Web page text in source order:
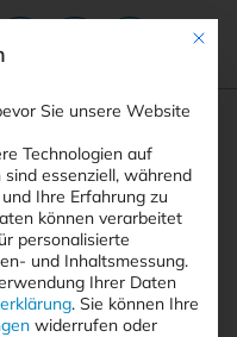
Mit
Sie unsere Website
Technologien auf
essenziell, während
Ihre Erfahrung zu
können verarbeitet
personalisierte
und Inhaltsmessung.
Ihrer Daten
. Sie können Ihre
widerrufen oder